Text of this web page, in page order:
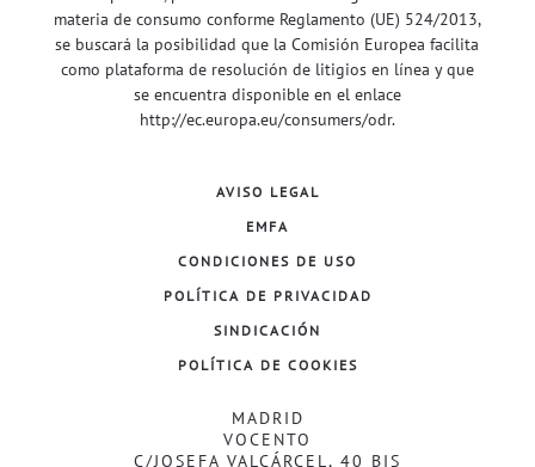
materia de consumo conforme Reglamento (UE) 524/2013,
se buscará la posibilidad que la Comisión Europea facilita
como plataforma de resolución de litigios en línea y que
se encuentra disponible en el enlace
http://ec.europa.eu/consumers/odr.
AVISO LEGAL
EMFA
CONDICIONES DE USO
POLÍTICA DE PRIVACIDAD
SINDICACIÓN
POLÍTICA DE COOKIES
MADRID
VOCENTO
C/JOSEFA VALCÁRCEL, 40 BIS